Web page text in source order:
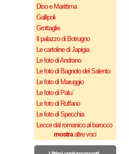
Diso e Marittima
Gallipoli
Grottaglie
Il palazzo di Botrugno
Le cartoline di Japigia
Le foto di Andrano
Le foto di Bagnolo del Salento
Le foto di Maruggio
Le foto di Patu`
Le foto di Ruffano
Le foto di Specchia
Lecce dal romanico al barocco
mostraaltre voci